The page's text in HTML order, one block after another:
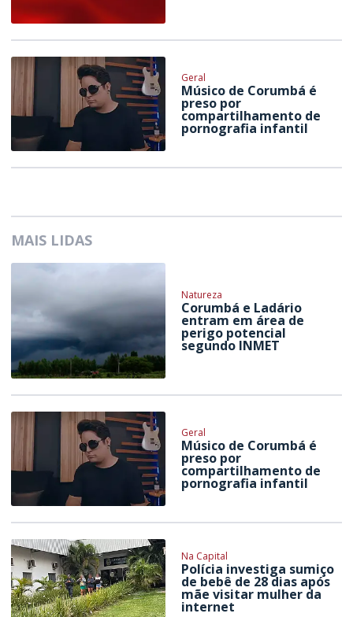
Geral
Músico de Corumbá é
preso por
compartilhamento de
pornografia infantil
MAIS LIDAS
Natureza
Corumbá e Ladário
entram em área de
perigo potencial
segundo INMET
Geral
Músico de Corumbá é
preso por
compartilhamento de
pornografia infantil
Na Capital
Polícia investiga sumiço
de bebê de 28 dias após
mãe visitar mulher da
internet